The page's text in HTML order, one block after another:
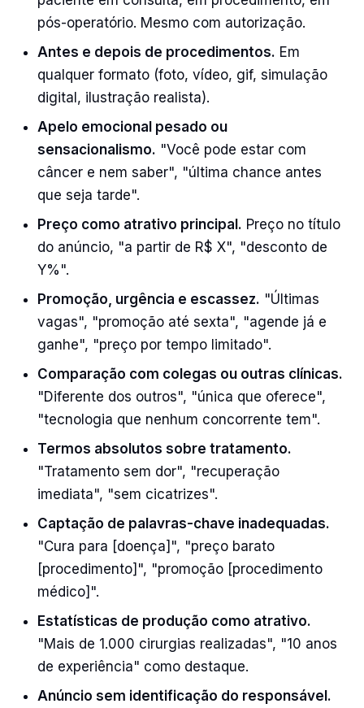
pós-operatório. Mesmo com autorização.
Antes e depois de procedimentos. Em
qualquer formato (foto, vídeo, gif, simulação
digital, ilustração realista).
Apelo emocional pesado ou
sensacionalismo. "Você pode estar com
câncer e nem saber", "última chance antes
que seja tarde".
Preço como atrativo principal. Preço no título
do anúncio, "a partir de R$ X", "desconto de
Y%".
Promoção, urgência e escassez. "Últimas
vagas", "promoção até sexta", "agende já e
ganhe", "preço por tempo limitado".
Comparação com colegas ou outras clínicas.
"Diferente dos outros", "única que oferece",
"tecnologia que nenhum concorrente tem".
Termos absolutos sobre tratamento.
"Tratamento sem dor", "recuperação
imediata", "sem cicatrizes".
Captação de palavras-chave inadequadas.
"Cura para [doença]", "preço barato
[procedimento]", "promoção [procedimento
médico]".
Estatísticas de produção como atrativo.
"Mais de 1.000 cirurgias realizadas", "10 anos
de experiência" como destaque.
Anúncio sem identificação do responsável.